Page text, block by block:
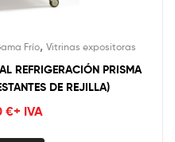
Frío, Vitrinas expositoras
REFRIGERACIÓN PRISMA
DE REJILLA)
€+ IVA